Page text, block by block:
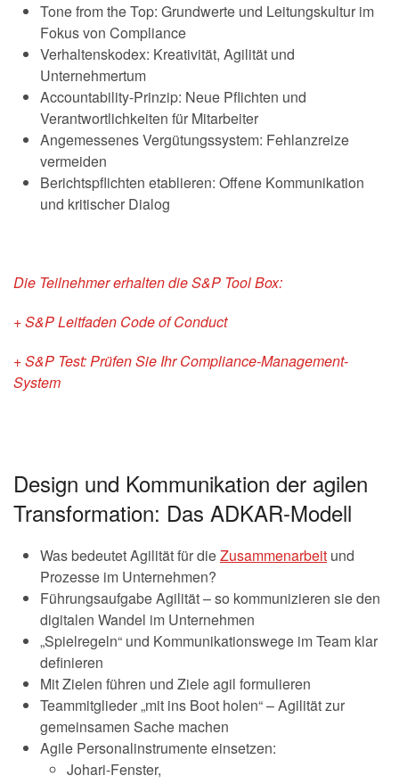
Tone from the Top: Grundwerte und Leitungskultur im
Fokus von Compliance
Verhaltenskodex: Kreativität, Agilität und
Unternehmertum
Accountability-Prinzip: Neue Pflichten und
Verantwortlichkeiten für Mitarbeiter
Angemessenes Vergütungssystem: Fehlanzreize
vermeiden
Berichtspflichten etablieren: Offene Kommunikation
und kritischer Dialog
Die Teilnehmer erhalten die S&P Tool Box:
+ S&P Leitfaden Code of Conduct
+ S&P Test: Prüfen Sie Ihr Compliance-Management-
System
Design und Kommunikation der agilen
Transformation: Das ADKAR-Modell
Was bedeutet Agilität für dieZusammenarbeit und
Prozesse im Unternehmen?
Führungsaufgabe Agilität – so kommunizieren sie den
digitalen Wandel im Unternehmen
„Spielregeln“ und Kommunikationswege im Team klar
definieren
Mit Zielen führen und Ziele agil formulieren
Teammitglieder „mit ins Boot holen“ – Agilität zur
gemeinsamen Sache machen
Agile Personalinstrumente einsetzen:
Johari-Fenster,